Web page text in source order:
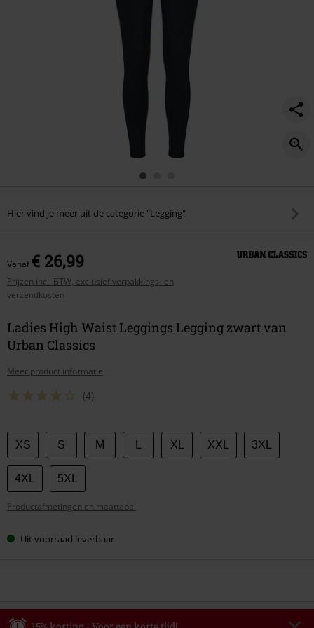
Hier vind je meer uit de categorie "Legging"
Vanaf€ 26,99
Prijzen incl. BTW, exclusief verpakkings- en
verzendkosten
Ladies High Waist Leggings Legging zwart van
Urban Classics
Meer product informatie
(4)
Kies
je
maat
XS S M XL XXL 3XL
4XL 5XL
Productafmetingen en maattabel
Uit voorraad leverbaar